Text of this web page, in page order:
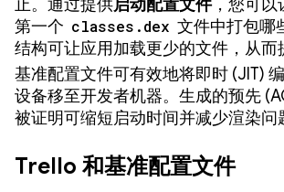
止。通过提供启动配置文件，您可以
第一个 classes.dex 文件中打包哪
结构可让应用加载更少的文件，从而
基准配置文件可有效地将即时 (JIT)
设备移至开发者机器。生成的预先
被证明可缩短启动时间并减少渲染问
Trello 和基准配置文件